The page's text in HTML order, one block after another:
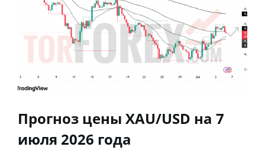
Прогноз цены XAU/USD на 7
июля 2026 года